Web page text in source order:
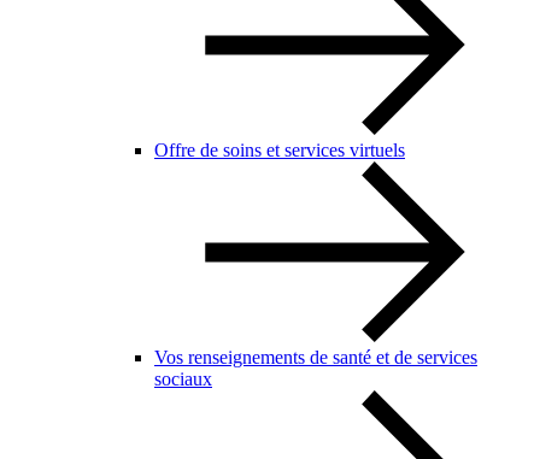
Offre de soins et services virtuels
Vos renseignements de santé et de services
sociaux